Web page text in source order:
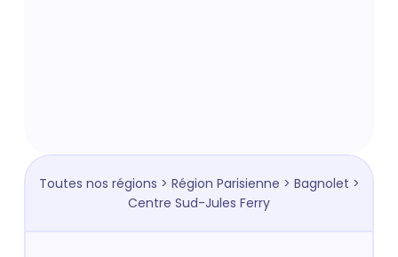
Toutes nos régions > Région Parisienne > Bagnolet >
Centre Sud-Jules Ferry